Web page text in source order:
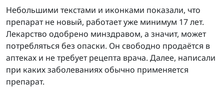
Небольшими текстами и иконками показали, что
препарат не новый, работает уже минимум 17 лет.
Лекарство одобрено минздравом, а значит, может
потребляться без опаски. Он свободно продаётся в
аптеках и не требует рецепта врача. Далее, написали
при каких заболеваниях обычно применяется
препарат.